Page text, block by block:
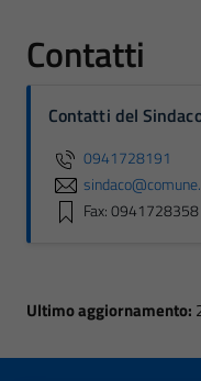
Contatti
Contatti del
0941728191
Fax: 0941728358
Ultimo aggiornamento: